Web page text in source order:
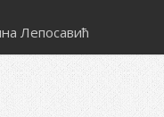
Лепосавић